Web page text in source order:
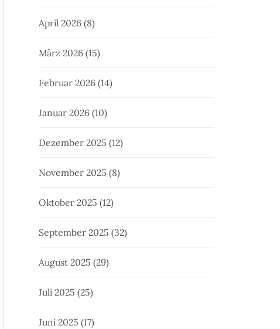
April 2026 (8)
März 2026 (15)
Februar 2026 (14)
Januar 2026 (10)
Dezember 2025 (12)
November 2025 (8)
Oktober 2025 (12)
September 2025 (32)
August 2025 (29)
Juli 2025 (25)
Juni 2025 (17)